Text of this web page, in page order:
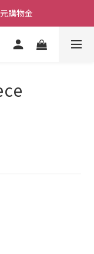
購物金